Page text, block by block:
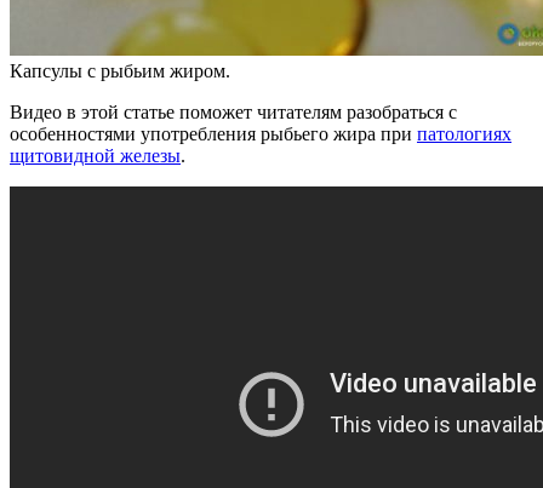
Капсулы с рыбьим жиром.
Видео в этой статье поможет читателям разобраться с
особенностями употребления рыбьего жира при патологиях
щитовидной железы.